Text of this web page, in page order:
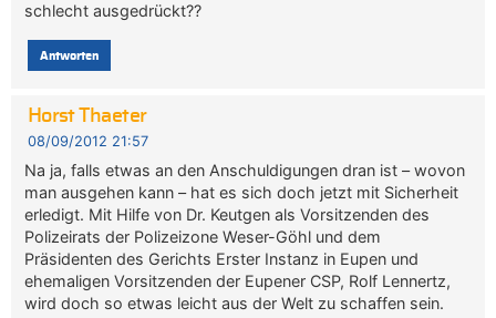
schlecht ausgedrückt??
Antworten
Horst Thaeter
08/09/2012 21:57
Na ja, falls etwas an den Anschuldigungen dran ist – wovon
man ausgehen kann – hat es sich doch jetzt mit Sicherheit
erledigt. Mit Hilfe von Dr. Keutgen als Vorsitzenden des
Polizeirats der Polizeizone Weser-Göhl und dem
Präsidenten des Gerichts Erster Instanz in Eupen und
ehemaligen Vorsitzenden der Eupener CSP, Rolf Lennertz,
wird doch so etwas leicht aus der Welt zu schaffen sein.